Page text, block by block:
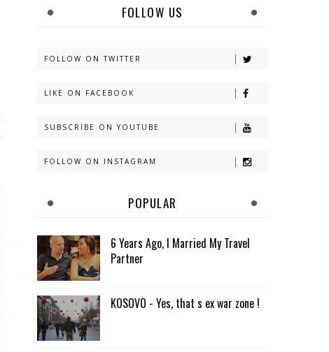
FOLLOW US
FOLLOW ON TWITTER
LIKE ON FACEBOOK
SUBSCRIBE ON YOUTUBE
FOLLOW ON INSTAGRAM
POPULAR
6 Years Ago, I Married My Travel
Partner
KOSOVO - Yes, that s ex war zone !